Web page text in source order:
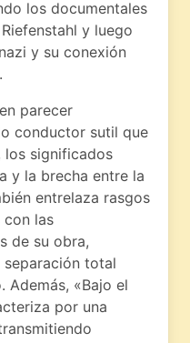
los documentales
y luego
y su conexión
parecer
conductor sutil que
los significados
y la brecha entre la
entrelaza rasgos
con las
de su obra,
separación total
Además, «Bajo el
por una